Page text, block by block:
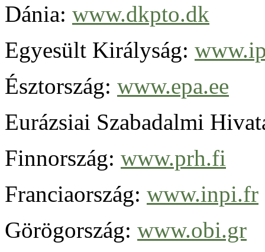
Dánia: www.dkpto.dk
Egyesült Királyság:
Észtország: www.epa.ee
Eurázsiai Szabadalmi
Finnország: www.prh.fi
Franciaország: www.inpi.fr
Görögország: www.obi.gr